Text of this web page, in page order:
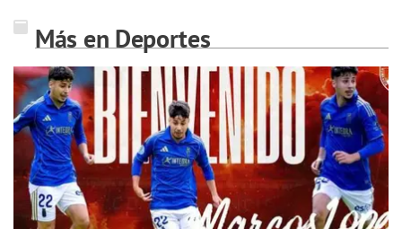
Más en Deportes